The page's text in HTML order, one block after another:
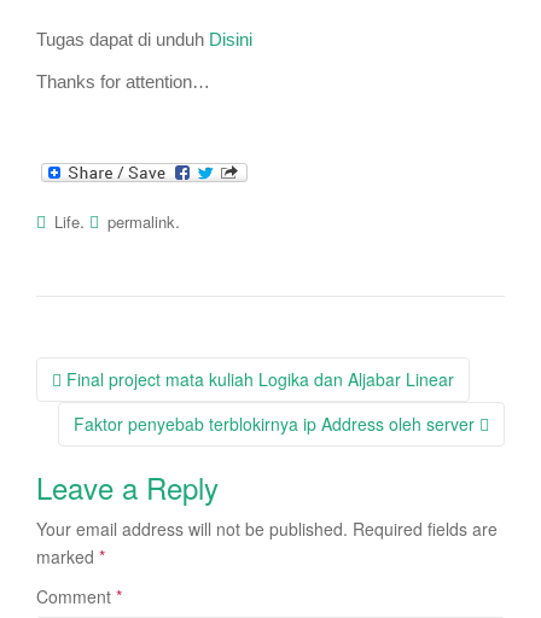
Tugas dapat di unduh Disini
Thanks for attention…
Life. permalink.
Post
navigation
Final project mata kuliah Logika dan Aljabar Linear
Faktor penyebab terblokirnya ip Address oleh server
Leave a Reply
Your email address will not be published. Required fields are
marked *
Comment *